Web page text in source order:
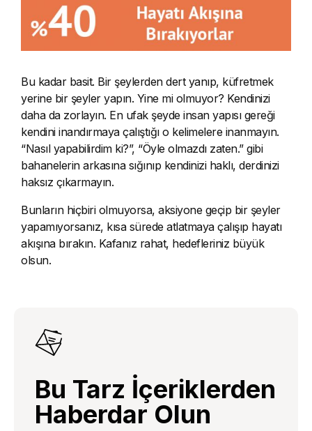
Bu kadar basit. Bir şeylerden dert yanıp, küfretmek
yerine bir şeyler yapın. Yine mi olmuyor? Kendinizi
daha da zorlayın. En ufak şeyde insan yapısı gereği
kendini inandırmaya çalıştığı o kelimelere inanmayın.
“Nasıl yapabilirdim ki?”, “Öyle olmazdı zaten.” gibi
bahanelerin arkasına sığınıp kendinizi haklı, derdinizi
haksız çıkarmayın.
Bunların hiçbiri olmuyorsa, aksiyone geçip bir şeyler
yapamıyorsanız, kısa sürede atlatmaya çalışıp hayatı
akışına bırakın. Kafanız rahat, hedefleriniz büyük
olsun.
Bu Tarz İçeriklerden
Haberdar Olun